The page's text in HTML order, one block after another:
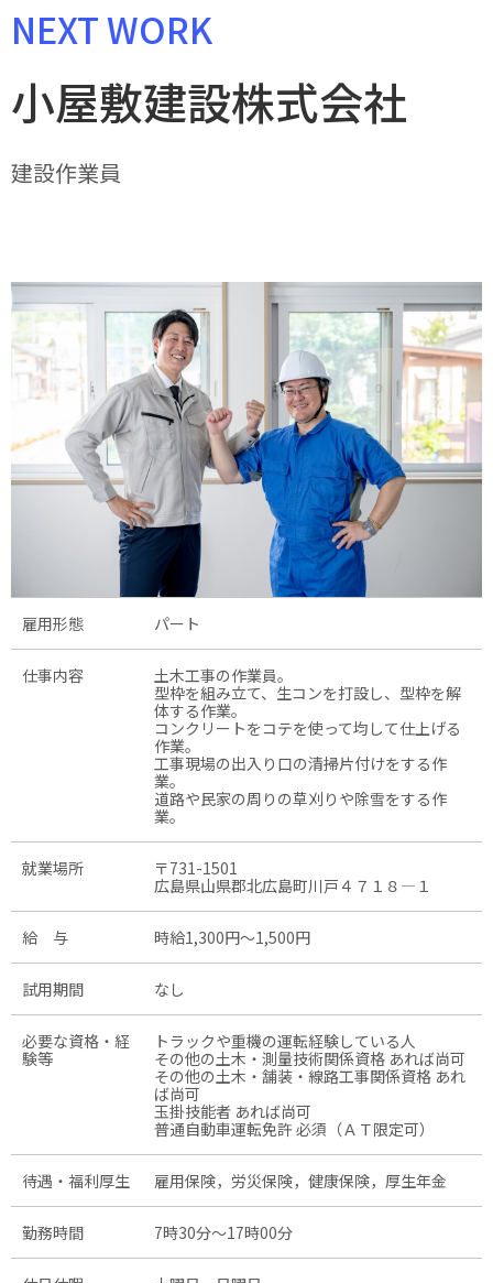
NEXT WORK
小屋敷建設株式会社
建設作業員
雇用形態 パート
仕事内容
土木工事の作業員。
型枠を組み立て、生コンを打設し、型枠を解
体する作業。
コンクリートをコテを使って均して仕上げる
作業。
工事現場の出入り口の清掃片付けをする作
業。
道路や民家の周りの草刈りや除雪をする作
業。
就業場所
〒731-1501
広島県山県郡北広島町川戸４７１８―１
給 与 時給1,300円〜1,500円
試用期間 なし
必要な資格・経
験等
トラックや重機の運転経験している人
その他の土木・測量技術関係資格 あれば尚可
その他の土木・舗装・線路工事関係資格 あれ
ば尚可
玉掛技能者 あれば尚可
普通自動車運転免許 必須（ＡＴ限定可）
待遇・福利厚生 雇用保険，労災保険，健康保険，厚生年金
勤務時間 7時30分〜17時00分